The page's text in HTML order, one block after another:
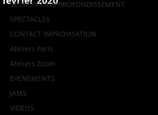
SESSIONS d'APPROFONDISSEMENT
SPECTACLES
CONTACT IMPROVISATION
Ateliers Paris
Ateliers Zoom
EVENEMENTS
JAMS
VIDEOS